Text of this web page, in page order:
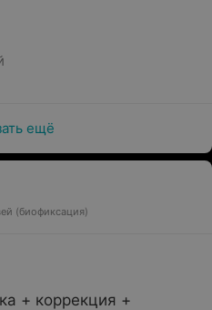
ещё
(биофиксация)
+ коррекция +